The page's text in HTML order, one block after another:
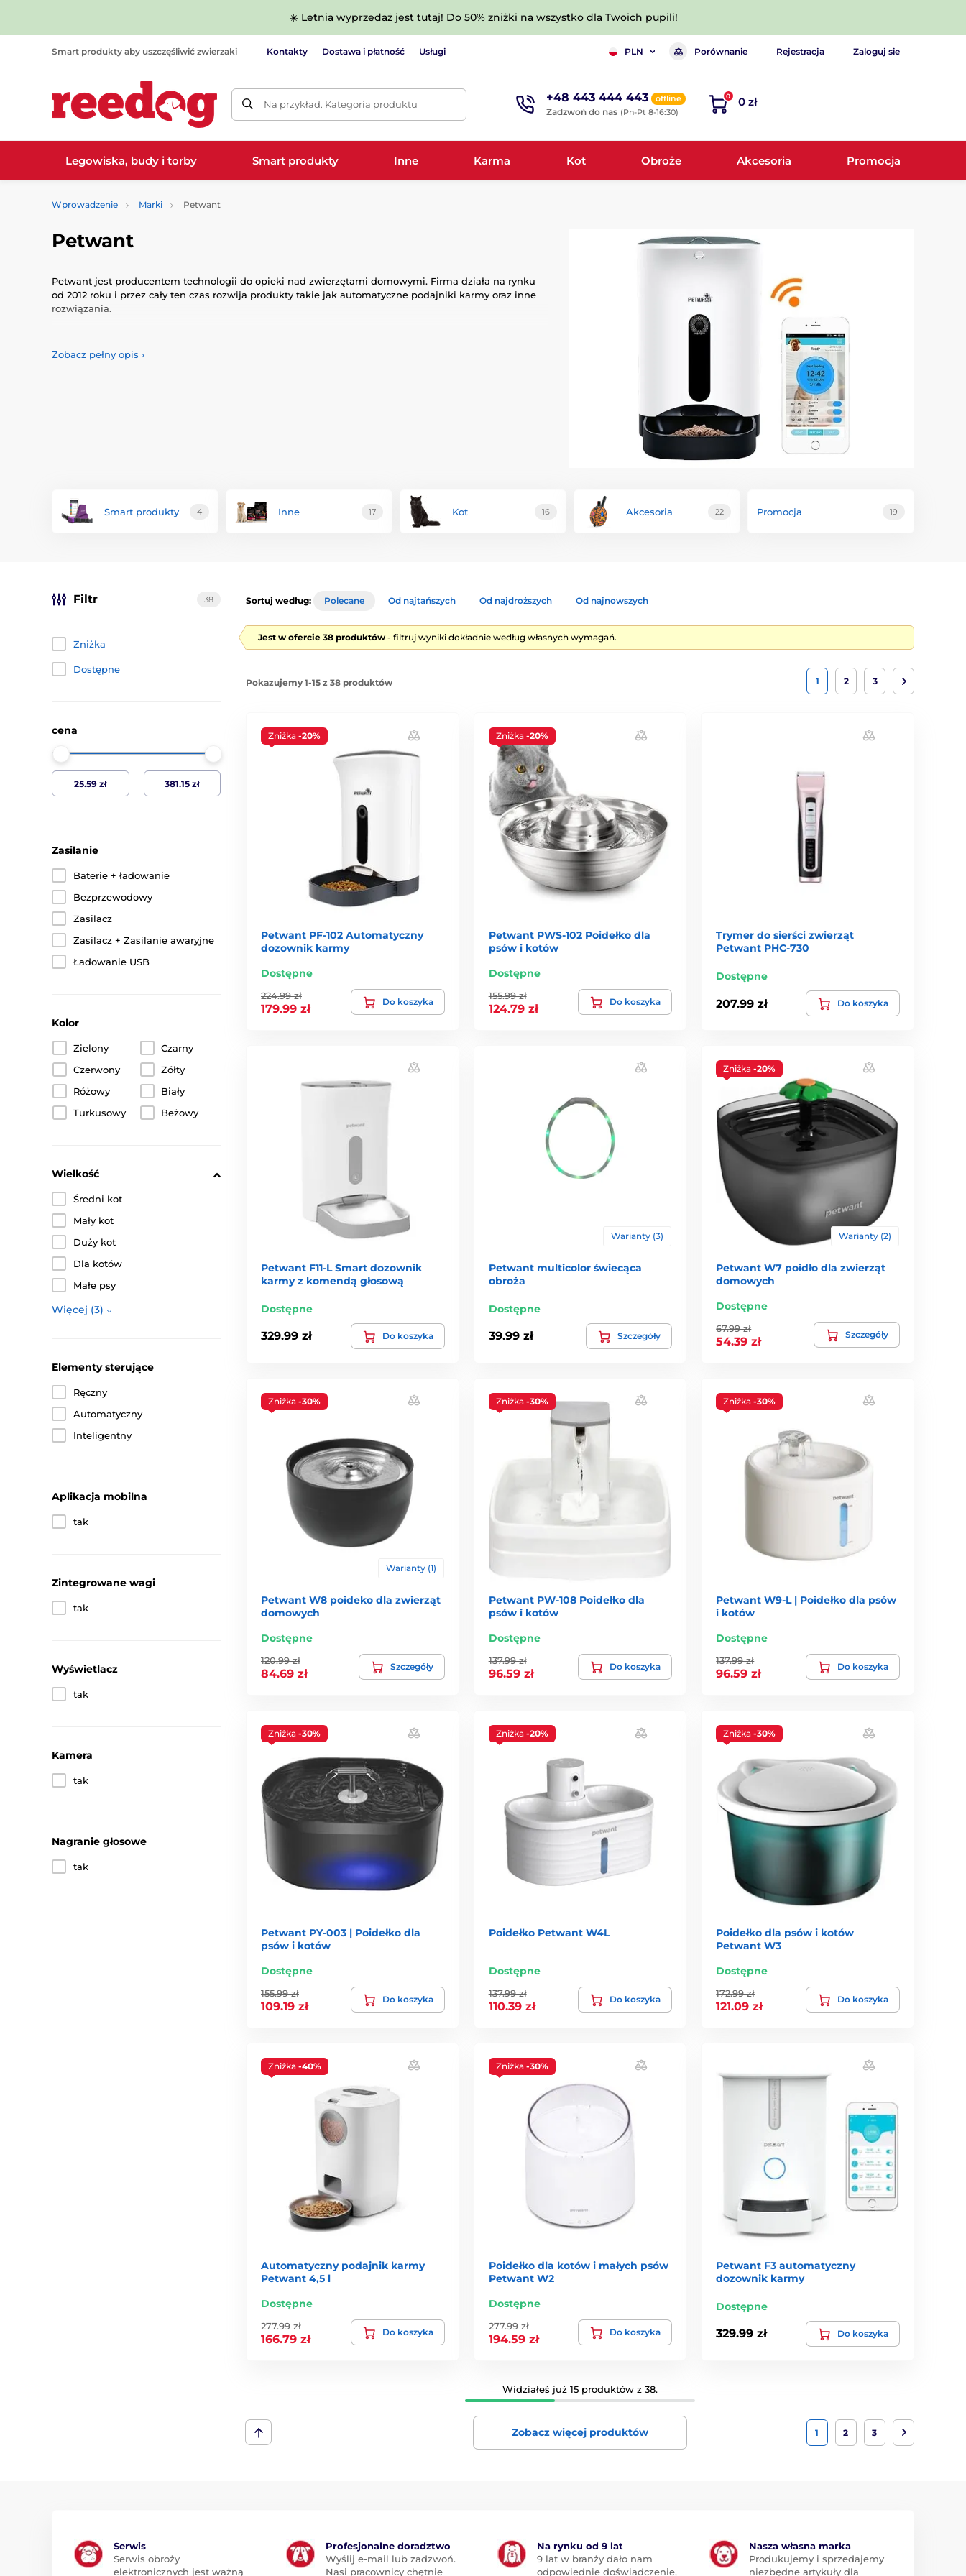
☀️ Letnia wyprzedaż jest tutaj! Do 50% zniżki na wszystko dla Twoich pupili!
Smart produkty aby uszczęśliwić zwierzaki Kontakty Dostawa i płatność Usługi PLN Porównanie Rejestracja Zaloguj sie
Na przykład. Kategoria produktu +48 443 444 443 offline
Zadzwoń do nas (Pn-Pt 8-16:30)
0 0 zł
Legowiska, budy i torby Smart produkty Inne Karma Kot Obroże Akcesoria Promocja
Wprowadzenie Marki Petwant
Petwant
Petwant jest producentem technologii do opieki nad zwierzętami domowymi. Firma działa na rynku
od 2012 roku i przez cały ten czas rozwija produkty takie jak automatyczne podajniki karmy oraz inne
rozwiązania.
zwierząt. Podajniki można zazwyczaj również kontrolować zdalnie za pomocą smartfona i umożliwiają
Zobacz pełny opis ›
Smart produkty 4 Inne 17 Kot 16 Akcesoria 22 Promocja 19
Filtr 38
Zniżka
Dostępne
cena
Zasilanie
Baterie + ładowanie
Bezprzewodowy
Zasilacz
Zasilacz + Zasilanie awaryjne
Ładowanie USB
Kolor
Zielony
Czarny
Czerwony
Zółty
Różowy
Biały
Turkusowy
Beżowy
Wielkość
Średni kot
Mały kot
Duży kot
Dla kotów
Małe psy
Więcej (3)
Elementy sterujące
Ręczny
Automatyczny
Inteligentny
Aplikacja mobilna
tak
Zintegrowane wagi
tak
Wyświetlacz
tak
Kamera
tak
Nagranie głosowe
tak
Sortuj według: Polecane Od najtańszych Od najdroższych Od najnowszych
Jest w ofercie 38 produktów - filtruj wyniki dokładnie według własnych wymagań.
Pokazujemy 1-15 z 38 produktów 1 2 3
Zniżka -20%
Petwant PF-102 Automatyczny
dozownik karmy
Dostępne
224.99 zł
179.99 zł
Do koszyka
Zniżka -20%
Petwant PWS-102 Poidełko dla
psów i kotów
Dostępne
155.99 zł
124.79 zł
Do koszyka
Trymer do sierści zwierząt
Petwant PHC-730
Dostępne
207.99 zł Do koszyka
Petwant F11-L Smart dozownik
karmy z komendą głosową
Dostępne
329.99 zł Do koszyka
Warianty (3)
Petwant multicolor świecąca
obroża
Dostępne
39.99 zł Szczegóły
Zniżka-20%
Warianty (2)
Petwant W7 poidło dla zwierząt
domowych
Dostępne
67.99 zł
54.39 zł
Szczegóły
Zniżka -30%
Warianty (1)
Petwant W8 poideko dla zwierząt
domowych
Dostępne
120.99 zł
84.69 zł
Szczegóły
Zniżka -30%
Petwant PW-108 Poidełko dla
psów i kotów
Dostępne
137.99 zł
96.59 zł
Do koszyka
Zniżka-30%
Petwant W9-L | Poidełko dla psów
i kotów
Dostępne
137.99 zł
96.59 zł
Do koszyka
Zniżka -30%
Petwant PY-003 | Poidełko dla
psów i kotów
Dostępne
155.99 zł
109.19 zł
Do koszyka
Zniżka -20%
Poidełko Petwant W4L
Dostępne
137.99 zł
110.39 zł
Do koszyka
Zniżka-30%
Poidełko dla psów i kotów
Petwant W3
Dostępne
172.99 zł
121.09 zł
Do koszyka
Zniżka -40%
Automatyczny podajnik karmy
Petwant 4,5 l
Dostępne
277.99 zł
166.79 zł
Do koszyka
Zniżka -30%
Poidełko dla kotów i małych psów
Petwant W2
Dostępne
277.99 zł
194.59 zł
Do koszyka
Petwant F3 automatyczny
dozownik karmy
Dostępne
329.99 zł Do koszyka
Widziałeś już 15 produktów z 38.
Zobacz więcej produktów 1 2 3
Serwis
Serwis obroży
elektronicznych jest ważną
Profesjonalne doradztwo
Wyślij e-mail lub zadzwoń.
Nasi pracownicy chętnie
Na rynku od 9 lat
9 lat w branży dało nam
odpowiednie doświadczenie,
Nasza własna marka
Produkujemy i sprzedajemy
niezbędne artykuły dla